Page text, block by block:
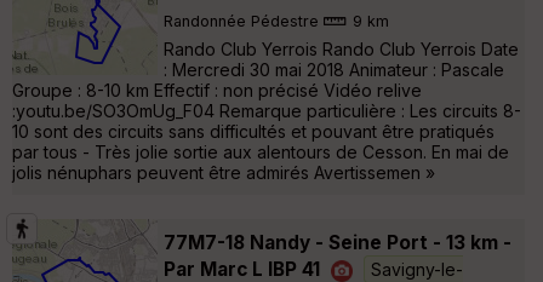
Randonnée Pédestre 9 km
Rando Club Yerrois Rando Club Yerrois Date
: Mercredi 30 mai 2018 Animateur : Pascale
Groupe : 8-10 km Effectif : non précisé Vidéo relive
:youtu.be/SO3OmUg_F04 Remarque particulière : Les circuits 8-
10 sont des circuits sans difficultés et pouvant être pratiqués
par tous - Très jolie sortie aux alentours de Cesson. En mai de
jolis nénuphars peuvent être admirés Avertissemen »
77M7-18 Nandy - Seine Port - 13 km -
Par Marc L IBP 41
Savigny-le-